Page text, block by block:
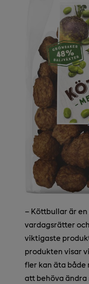
– Köttbullar är
vardagsrätter
viktigaste
produkten visar
fler kan äta både
att behöva ändra